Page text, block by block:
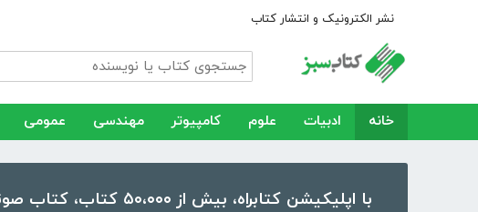
نشر الکترونیک و انتشار کتاب
خانه ادبیات علوم کامپیوتر مهندسی عمومی
با اپلیکیشن کتابراه، بیش از ۵۰،۰۰۰ کتاب، کتاب صوتی و رمان را در موبایل و تبلت خود داشته باشید!